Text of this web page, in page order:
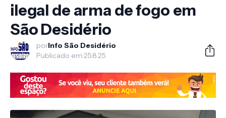
ilegal de arma de fogo em
São Desidério
porInfo São Desidério
Publicado em:25.8.25